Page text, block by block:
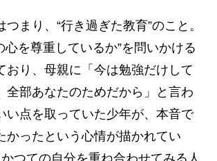
まり、“行き過ぎた教育”のこと。
心を尊重しているか”を問いかける
おり、母親に「今は勉強だけして
全部あなたのためだから」と言わ
い点を取っていた少年が、本音で
かったという心情が描かれてい